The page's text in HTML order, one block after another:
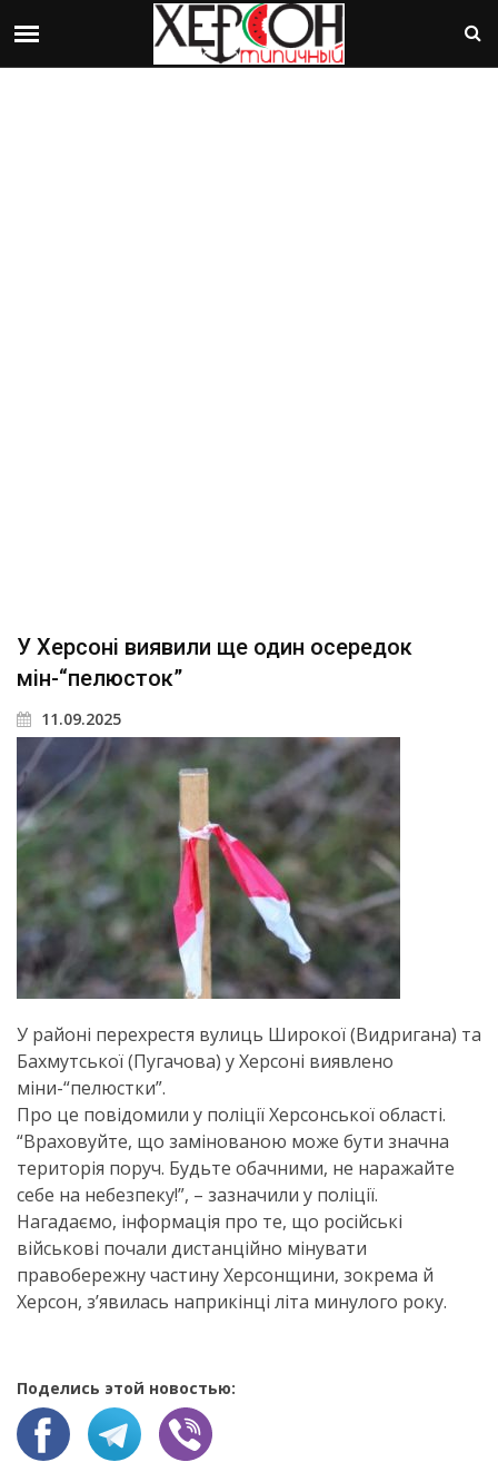
У Херсоні виявили ще один осередок
мін-“пелюсток”
11.09.2025
У районі перехрестя вулиць Широкої (Видригана) та
Бахмутської (Пугачова) у Херсоні виявлено
міни-“пелюстки”.
Про це повідомили у поліції Херсонської області.
“Враховуйте, що замінованою може бути значна
територія поруч. Будьте обачними, не наражайте
себе на небезпеку!”, – зазначили у поліції.
Нагадаємо, інформація про те, що російські
військові почали дистанційно мінувати
правобережну частину Херсонщини, зокрема й
Херсон, з’явилась наприкінці літа минулого року.
Поделись этой новостью: